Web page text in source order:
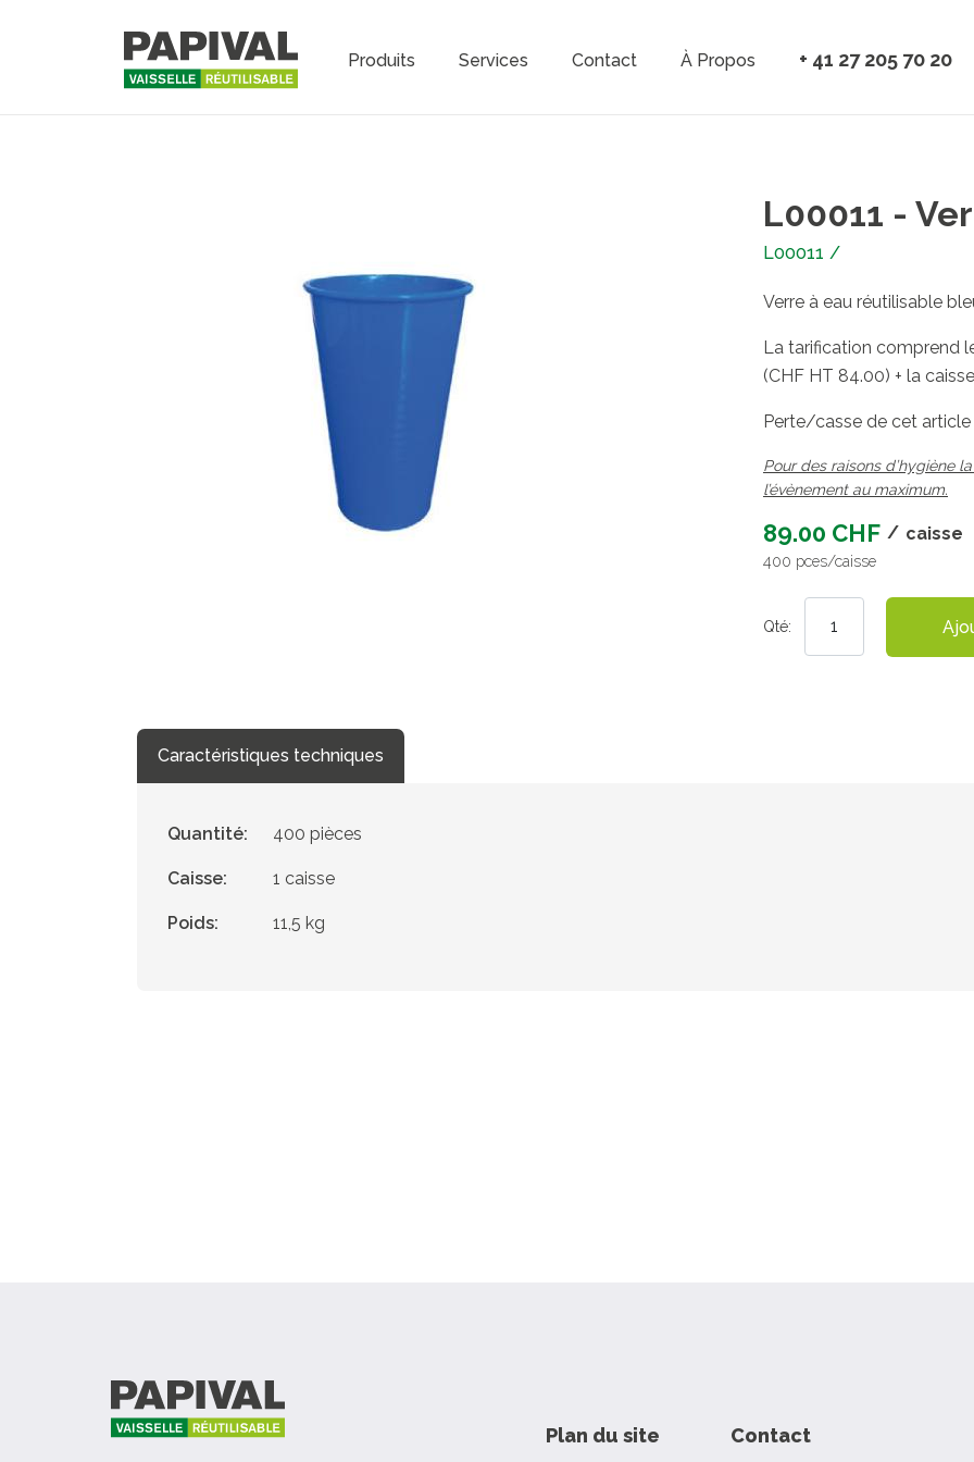
Main navigation
Produits Services Contact À Propos + 41 27 205 70 20
L00011 -
L00011 /
Verre à eau réutilisable
La tarification comprend
(CHF HT 84.00) + la
Perte/casse de cet
Pour des raisons d’hygiène
l’évènement au maximum.
89.00 CHF / caisse
400 pces/caisse
Qté:
Caractéristiques techniques
Quantité: 400 pièces
Caisse: 1 caisse
Poids: 11,5 kg
Plan du site Contact